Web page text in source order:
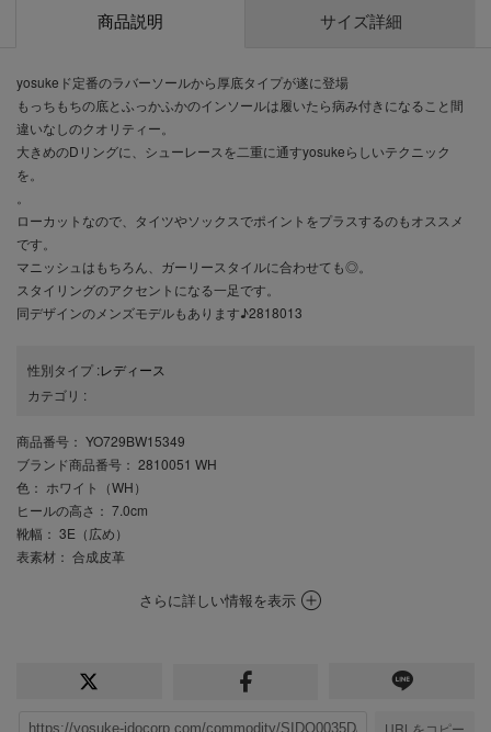
商品説明 サイズ詳細
yosukeド定番のラバーソールから厚底タイプが遂に登場
もっちもちの底とふっかふかのインソールは履いたら病み付きになること間
違いなしのクオリティー。
大きめのDリングに、シューレースを二重に通すyosukeらしいテクニック
を。
ローカットなので、タイツやソックスでポイントをプラスするのもオススメ
です。
マニッシュはもちろん、ガーリースタイルに合わせても◎。
スタイリングのアクセントになる一足です。
同デザインのメンズモデルもあります♪2818013
性別タイプ :レディース
カテゴリ :
商品番号 ： YO729BW15349
ブランド商品番号 ： 2810051 WH
色 ： ホワイト（WH）
ヒールの高さ ： 7.0cm
靴幅 ： 3E（広め）
表素材 ： 合成皮革
さらに詳しい情報を表示
URLをコピー